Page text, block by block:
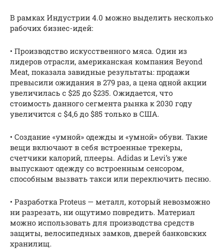
В рамках Индустрии 4.0 можно выделить несколько
рабочих бизнес-идей:
• Производство искусственного мяса. Один из
лидеров отрасли, американская компания Beyond
Meat, показала завидные результаты: продажи
превысили ожидания в 279 раз, а цена одной акции
увеличилась с $25 до $235. Ожидается, что
стоимость данного сегмента рынка к 2030 году
увеличится с $4,6 до $85 только в США.
• Создание «умной» одежды и «умной» обуви. Такие
вещи включают в себя встроенные трекеры,
счетчики калорий, плееры. Adidas и Levi’s уже
выпускают одежду со встроенным сенсором,
способным вызвать такси или переключить песню.
• Разработка Proteus — металл, который невозможно
ни разрезать, ни ощутимо повредить. Материал
можно использовать для производства средств
защиты, велосипедных замков, дверей банковских
хранилищ.